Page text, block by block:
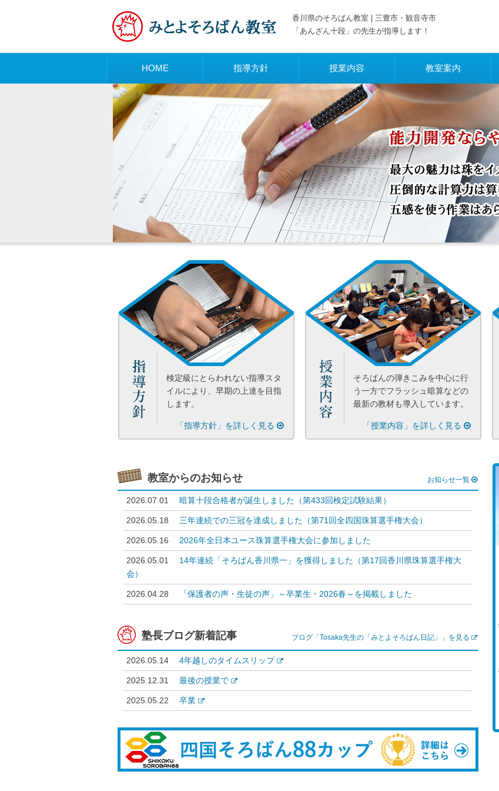
香川県のそろばん教室 | 三豊市・観音寺市
「あんざん十段」の先生が指導します！
HOME 指導方針 授業内容 教室案内
検定級にとらわれない指導スタ
イルにより、早期の上達を目指
します。
「指導方針」を詳しく見る
そろばんの弾きこみを中心に行
う一方でフラッシュ暗算などの
最新の教材も導入しています。
「授業内容」を詳しく見る
教室からのお知らせ お知らせ一覧
2026.07.01 暗算十段合格者が誕生しました（第433回検定試験結果）
2026.05.18 三年連続での三冠を達成しました（第71回全四国珠算選手権大会）
2026.05.16 2026年全日本ユース珠算選手権大会に参加しました
2026.05.01 14年連続「そろばん香川県一」を獲得しました（第17回香川県珠算選手権大
会）
2026.04.28 「保護者の声・生徒の声」～卒業生・2026春～を掲載しました
塾長ブログ新着記事 ブログ「Tosaka先生の「みとよそろばん日記」」を見る
2026.05.14 4年越しのタイムスリップ
2025.12.31 最後の授業で
2025.05.22 卒業